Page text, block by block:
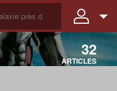
32
ARTICLES